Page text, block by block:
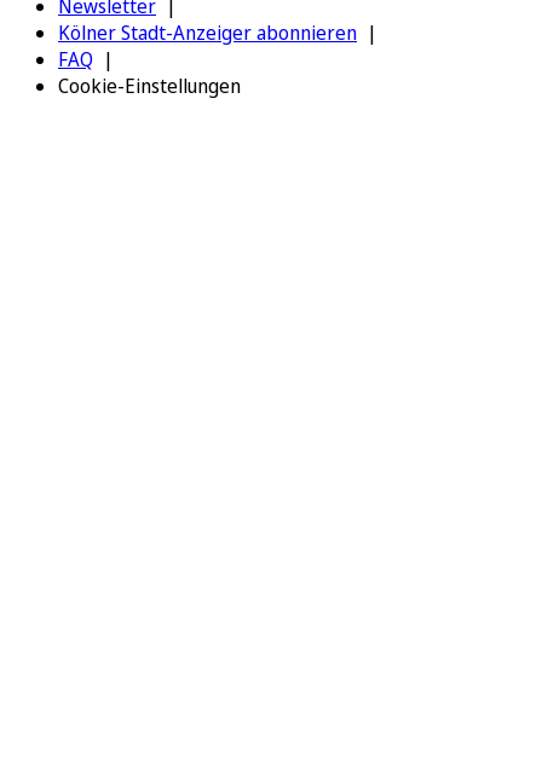
Newsletter
Kölner Stadt-Anzeiger abonnieren
FAQ
Cookie-Einstellungen